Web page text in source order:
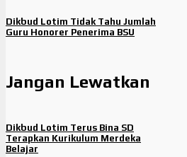
Dikbud Lotim Tidak Tahu Jumlah
Guru Honorer Penerima BSU
Jangan Lewatkan
Dikbud Lotim Terus Bina SD
Terapkan Kurikulum Merdeka
Belajar